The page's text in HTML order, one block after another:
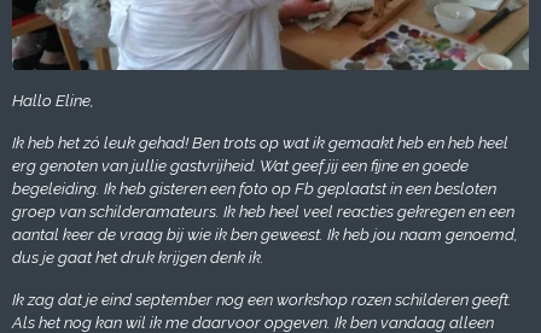
Hallo Eline,
Ik heb het zó leuk gehad! Ben trots op wat ik gemaakt heb en heb heel
erg genoten van jullie gastvrijheid. Wat geef jij een fijne en goede
begeleiding. Ik heb gisteren een foto op Fb geplaatst in een besloten
groep van schilderamateurs. Ik heb heel veel reacties gekregen en een
aantal keer de vraag bij wie ik ben geweest. Ik heb jou naam genoemd,
dus je gaat het druk krijgen denk ik.
Ik zag dat je eind september nog een workshop rozen schilderen geeft.
Als het nog kan wil ik me daarvoor opgeven. Ik ben vandaag alleen